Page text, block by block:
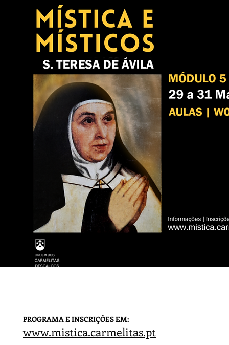
PROGRAMA E INSCRIÇÕES EM:
www.mistica.carmelitas.pt